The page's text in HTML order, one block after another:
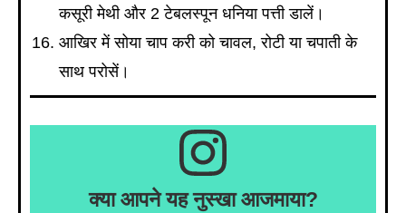
कसूरी मेथी और 2 टेबलस्पून धनिया पत्ती डालें।
आखिर में सोया चाप करी को चावल, रोटी या चपाती के
साथ परोसें।
क्या आपने यह नुस्खा आजमाया?